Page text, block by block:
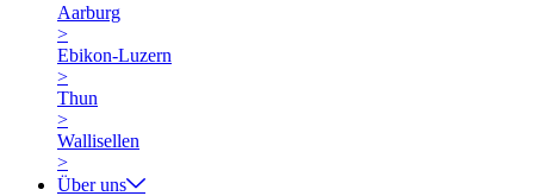
Aarburg
>
Ebikon-Luzern
>
Thun
>
Wallisellen
>
Über uns